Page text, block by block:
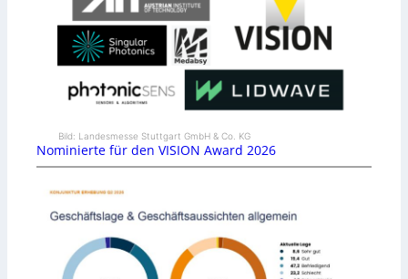
Bild: Landesmesse Stuttgart GmbH & Co. KG
Nominierte für den VISION Award 2026